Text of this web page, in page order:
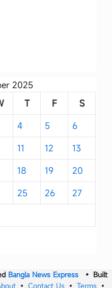
2025
T F
S
4 5
6
11 12
13
18 19
20
25 26
27
Bangla News Express• Built
• Contact Us • Terms •